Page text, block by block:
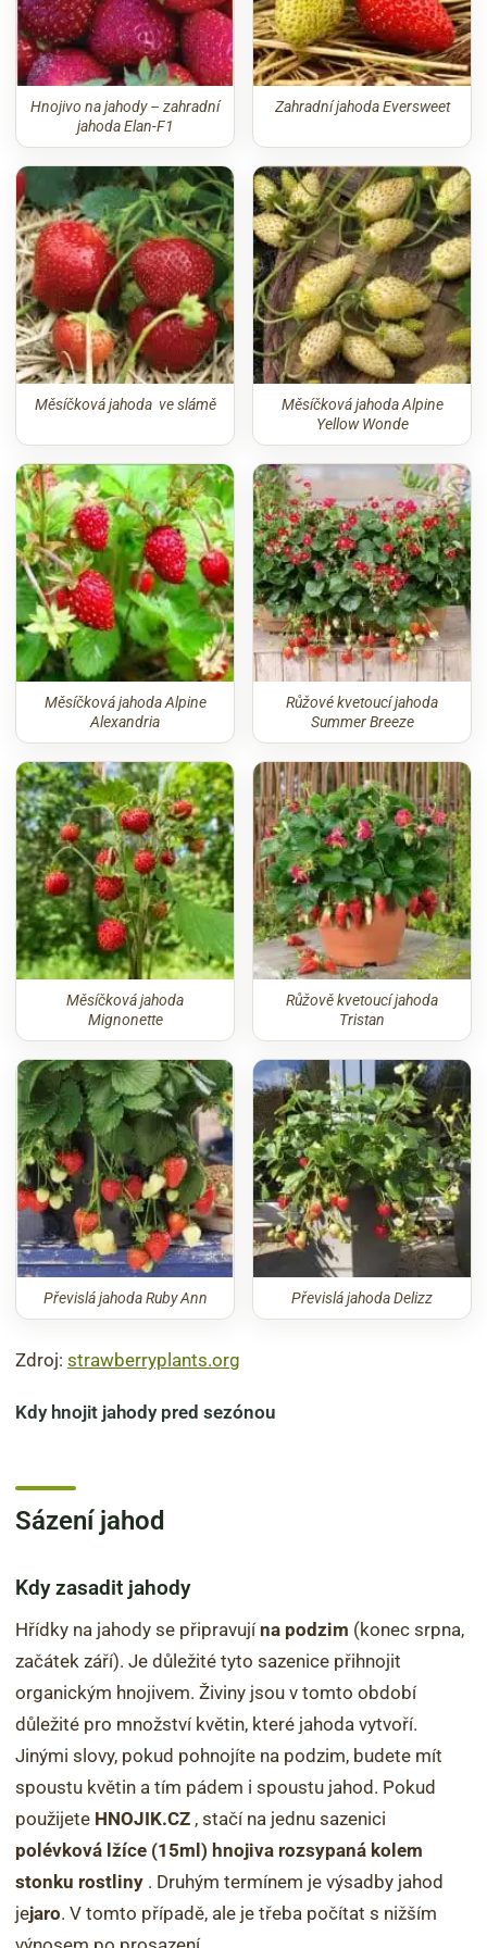
Hnojivo na jahody – zahradní
jahoda Elan-F1
Zahradní jahoda Eversweet
Měsíčková jahoda ve slámě
Měsíčková jahoda Alpine
Yellow Wonde
Měsíčková jahoda Alpine
Alexandria
Růžové kvetoucí jahoda
Summer Breeze
Měsíčková jahoda
Mignonette
Růžově kvetoucí jahoda
Tristan
Převislá jahoda Ruby Ann Převislá jahoda Delizz
Zdroj: strawberryplants.org
Kdy hnojit jahody pred sezónou
Sázení jahod
Kdy zasadit jahody
Hřídky na jahody se připravujína podzim (konec srpna,
začátek září). Je důležité tyto sazenice přihnojit
organickým hnojivem. Živiny jsou v tomto období
důležité pro množství květin, které jahoda vytvoří.
Jinými slovy, pokud pohnojíte na podzim, budete mít
spoustu květin a tím pádem i spoustu jahod. Pokud
použijete HNOJIK.CZ , stačí na jednu sazenici
polévková lžíce (15ml) hnojiva rozsypaná kolem
stonku rostliny . Druhým termínem je výsadby jahod
jejaro. V tomto případě, ale je třeba počítat s nižším